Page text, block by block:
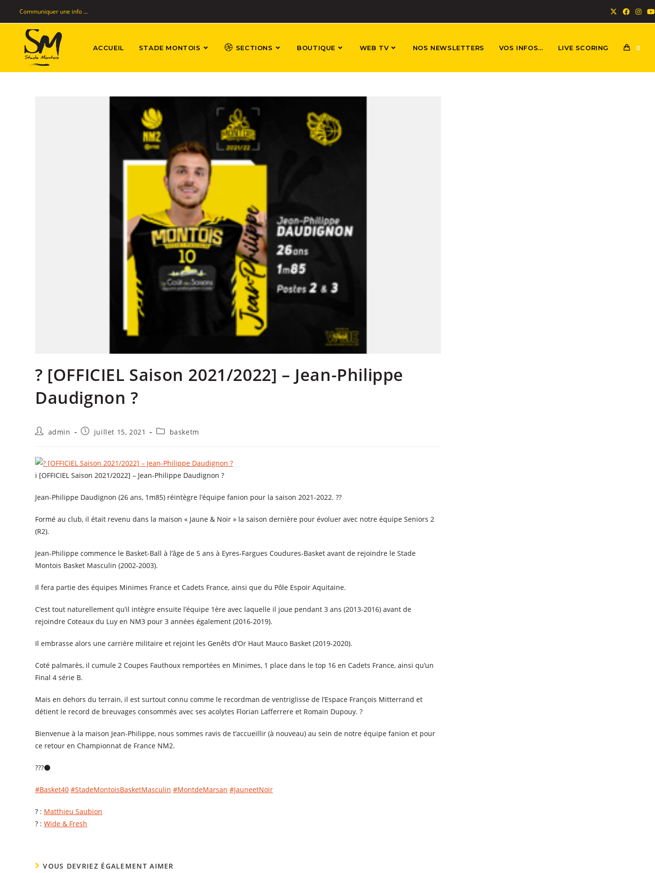
Communiquer une info ...
ACCUEIL STADE MONTOIS SECTIONS BOUTIQUE WEB TV NOS NEWSLETTERS VOS INFOS… LIVE SCORING 0
? [OFFICIEL Saison 2021/2022] – Jean-Philippe
Daudignon ?
admin juillet 15, 2021 basketm
ℹ️ [OFFICIEL Saison 2021/2022] – Jean-Philippe Daudignon ?
Jean-Philippe Daudignon (26 ans, 1m85) réintègre l’équipe fanion pour la saison 2021-2022. ??
Formé au club, il était revenu dans la maison « Jaune & Noir » la saison dernière pour évoluer avec notre équipe Seniors 2
(R2).
Jean-Philippe commence le Basket-Ball à l’âge de 5 ans à Eyres-Fargues Coudures-Basket avant de rejoindre le Stade
Montois Basket Masculin (2002-2003).
Il fera partie des équipes Minimes France et Cadets France, ainsi que du Pôle Espoir Aquitaine.
C’est tout naturellement qu’il intègre ensuite l’équipe 1ère avec laquelle il joue pendant 3 ans (2013-2016) avant de
rejoindre Coteaux du Luy en NM3 pour 3 années également (2016-2019).
Il embrasse alors une carrière militaire et rejoint les Genêts d’Or Haut Mauco Basket (2019-2020).
Coté palmarès, il cumule 2 Coupes Fauthoux remportées en Minimes, 1 place dans le top 16 en Cadets France, ainsi qu’un
Final 4 série B.
Mais en dehors du terrain, il est surtout connu comme le recordman de ventriglisse de l’Espace François Mitterrand et
détient le record de breuvages consommés avec ses acolytes Florian Lafferrere et Romain Dupouy. ?
Bienvenue à la maison Jean-Philippe, nous sommes ravis de t’accueillir (à nouveau) au sein de notre équipe fanion et pour
ce retour en Championnat de France NM2.
???⚫
#Basket40 #StadeMontoisBasketMasculin #MontdeMarsan #JauneetNoir
? : Matthieu Saubion
? : Wide & Fresh
VOUS DEVRIEZ ÉGALEMENT AIMER